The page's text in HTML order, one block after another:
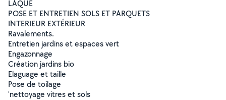
LAQUE
POSE ET ENTRETIEN SOLS ET PARQUETS
INTERIEUR EXTÉRIEUR
Ravalements.
Entretien jardins et espaces vert
Engazonnage
Création jardins bio
Elaguage et taille
Pose de toilage
'nettoyage vitres et sols